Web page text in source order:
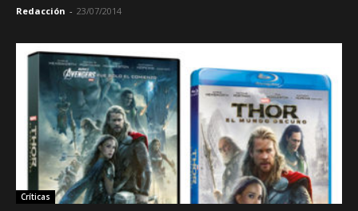
Redacción - 23/07/2014
Críticas